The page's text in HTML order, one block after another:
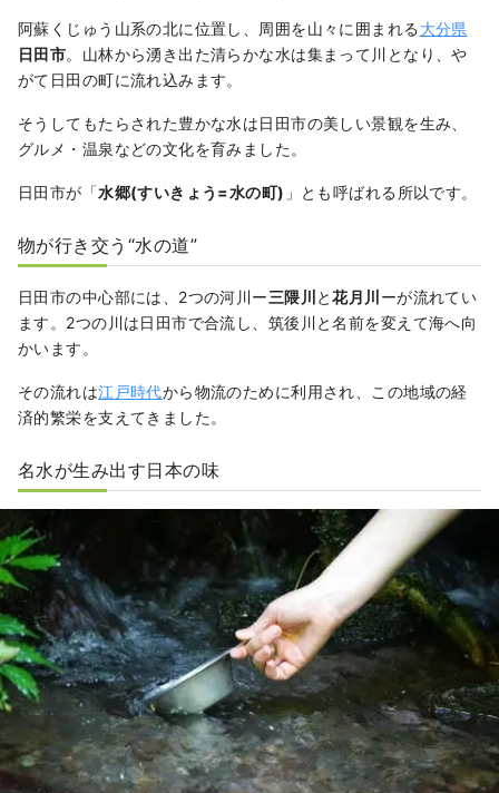
阿蘇くじゅう山系の北に位置し、周囲を山々に囲まれる 大分県
日田市。山林から湧き出た清らかな水は集まって川となり、や
がて日田の町に流れ込みます。
そうしてもたらされた豊かな水は日田市の美しい景観を生み、
グルメ・温泉などの文化を育みました。
日田市が「水郷(すいきょう=水の町) 」とも呼ばれる所以です。
物が行き交う“水の道”
日田市の中心部には、2つの河川ー三隈川 と花月川 ーが流れてい
ます。2つの川は日田市で合流し、筑後川と名前を変えて海へ向
かいます。
その流れは江戸時代から物流のために利用され、この地域の経
済的繁栄を支えてきました。
名水が生み出す日本の味